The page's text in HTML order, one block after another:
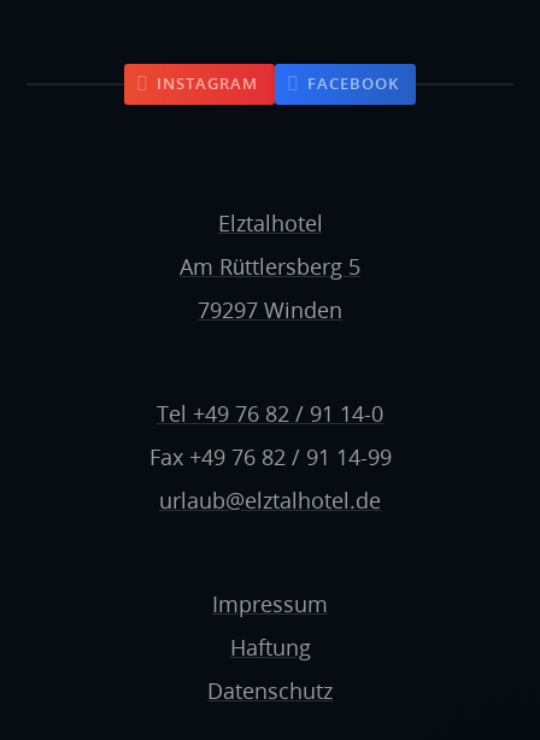
INSTAGRAM FACEBOOK
Elztalhotel
Am Rüttlersberg 5
79297 Winden
Tel +49 76 82 / 91 14-0
Fax +49 76 82 / 91 14-99
urlaub@elztalhotel.de
Impressum
Haftung
Datenschutz